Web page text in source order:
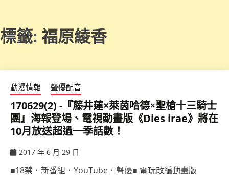
標籤: 福原綾香
動漫情報 聲優配音
170629(2) -『藤井蓮×萊茵哈德×聖槍十三騎士
團』海報登場、電視動畫版《Dies irae》將在
10月放送超過一季話數！
2017 年 6 月 29 日
■18禁．新番組．YouTube．聲優■ 電玩改編動畫版